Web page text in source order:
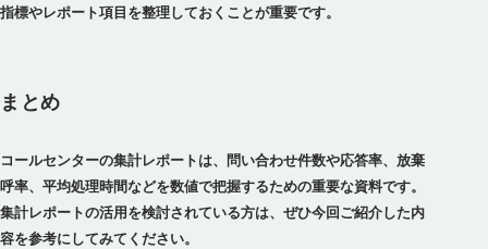
指標やレポート項目を整理しておくことが重要です。
まとめ
コールセンターの集計レポートは、問い合わせ件数や応答率、放棄
呼率、平均処理時間などを数値で把握するための重要な資料です。
集計レポートの活用を検討されている方は、ぜひ今回ご紹介した内
容を参考にしてみてください。